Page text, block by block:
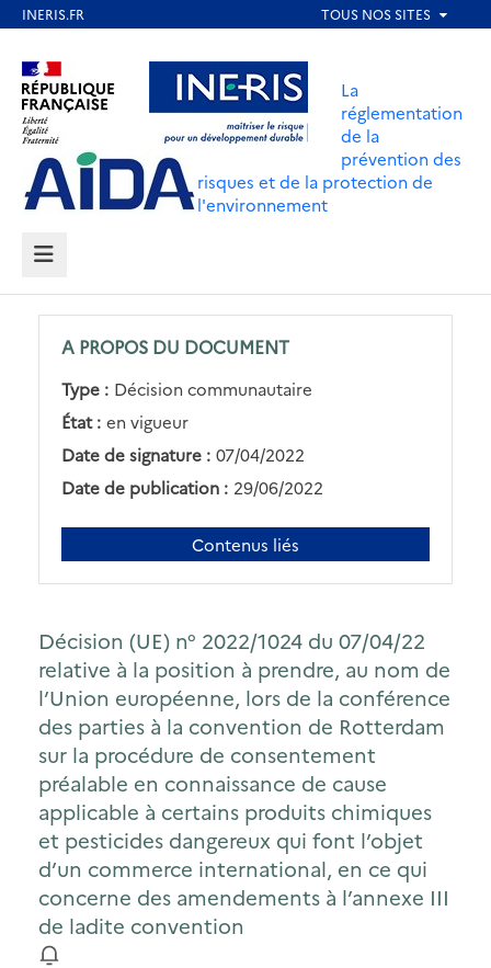
contenu
principal
Aller au contenu Aller au menu
Aller au pied de page
La
réglementation
de la
prévention des
risques et de la protection de
l'environnement
MENU
A PROPOS DU DOCUMENT
Type : Décision communautaire
État : en vigueur
Date de signature : 07/04/2022
Date de publication : 29/06/2022
Contenus liés
Décision (UE) n° 2022/1024 du 07/04/22
relative à la position à prendre, au nom de
l’Union européenne, lors de la conférence
des parties à la convention de Rotterdam
sur la procédure de consentement
préalable en connaissance de cause
applicable à certains produits chimiques
et pesticides dangereux qui font l’objet
d’un commerce international, en ce qui
concerne des amendements à l’annexe III
de ladite convention